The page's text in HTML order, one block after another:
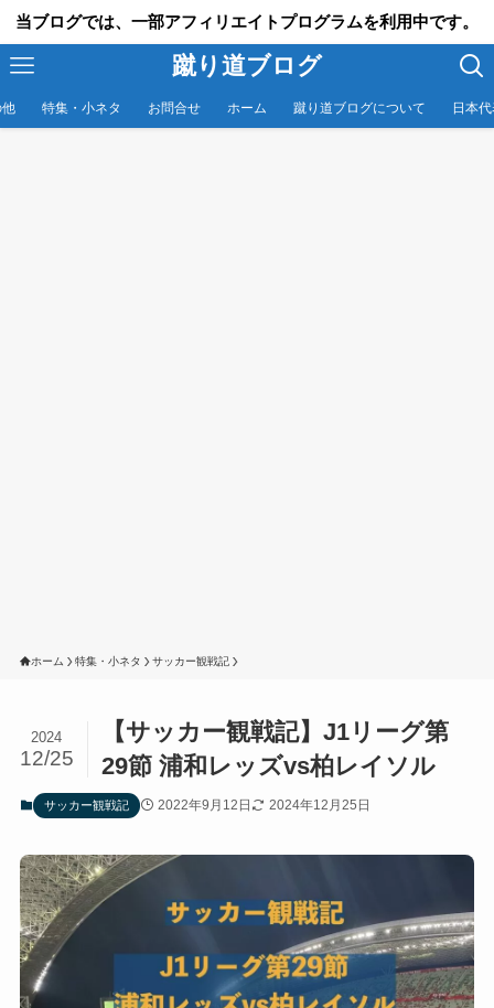
当ブログでは、一部アフィリエイトプログラムを利用中です。
蹴り道ブログ
特集・小ネタ お問合せ ホーム 蹴り道ブログについて 日本
ホーム 特集・小ネタ サッカー観戦記
【サッカー観戦記】J1リーグ第
29節 浦和レッズvs柏レイソル
2024
12/25
サッカー観戦記 2022年9月12日 2024年12月25日